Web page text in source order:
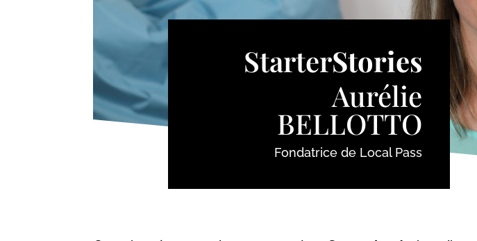
StarterStories
Aurélie
BELLOTTO
Fondatrice de Local Pass